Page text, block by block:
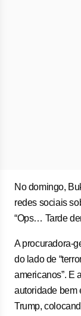
No domingo,
redes sociais
“Ops… Tarde
A procuradora-
do lado de
americanos”. E
autoridade bem
Trump,